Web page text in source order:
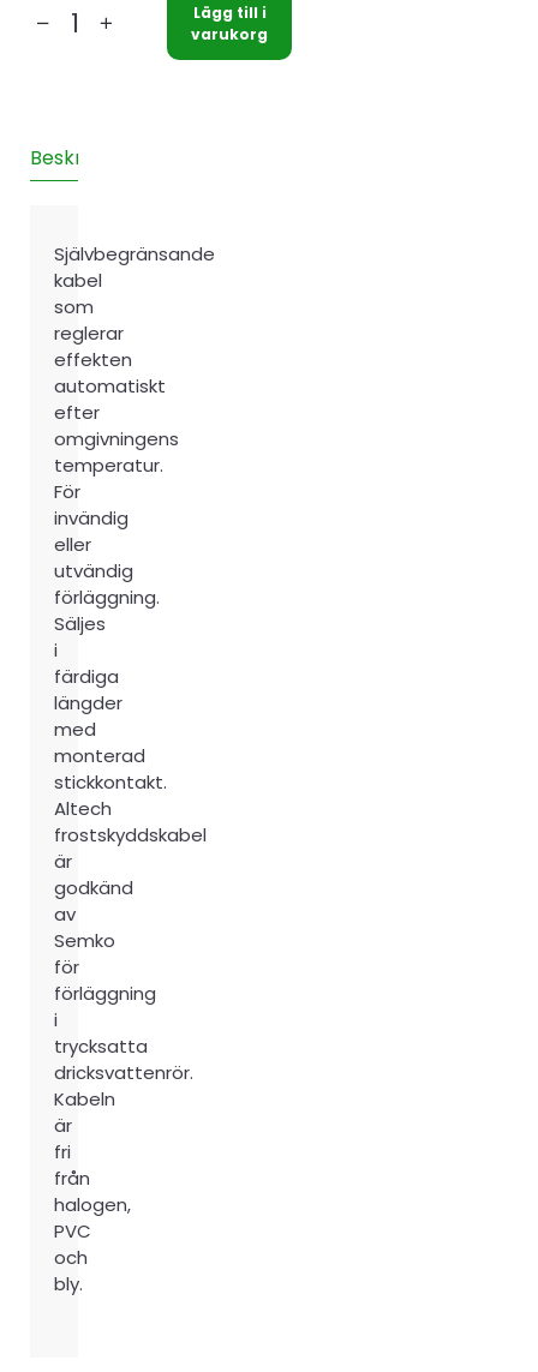
Värmekabel
Lägg till i
varukorg
Beskrivning
Självbegränsande
kabel
som
reglerar
effekten
automatiskt
efter
omgivningens
temperatur.
För
invändig
eller
utvändig
förläggning.
Säljes
i
färdiga
längder
med
monterad
stickkontakt.
Altech
frostskyddskabel
är
godkänd
av
Semko
för
förläggning
i
trycksatta
dricksvattenrör.
Kabeln
är
fri
från
halogen,
PVC
och
bly.